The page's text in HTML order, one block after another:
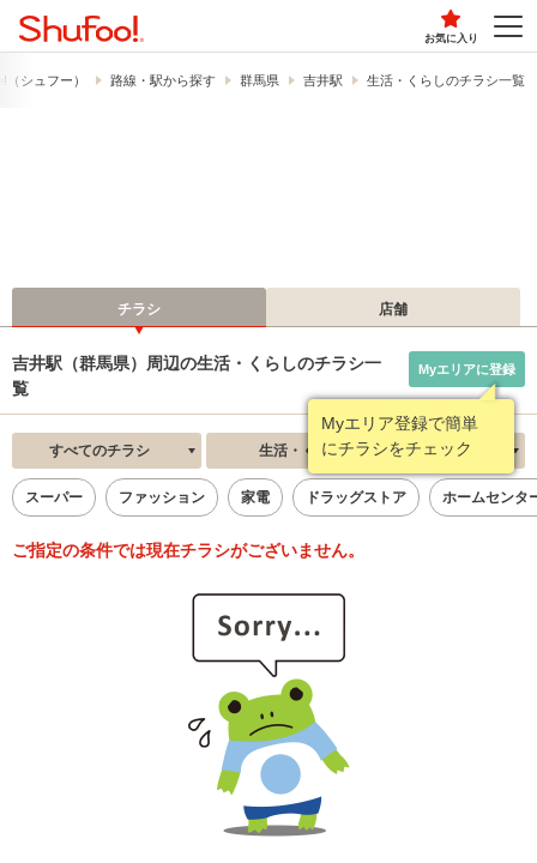
お気に入り
シュフー） 路線・駅から探す 群馬県 吉井駅 生活・くらしのチラシ一覧
チラシ 店舗
吉井駅（群馬県）周辺の生活・くらしのチラシ一
覧
Myエリア登録で簡単
にチラシをチェック
Myエリアに登録
すべてのチラシ 生活・くらし 新着順
スーパー ファッション 家電 ドラッグストア ホームセンタ
ご指定の条件では現在チラシがございません。